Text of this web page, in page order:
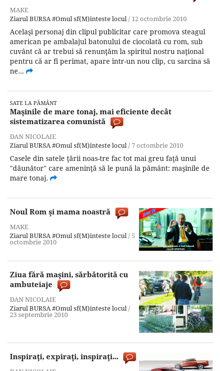
MAKE
Ziarul BURSA#Omul sf(M)inteste locul/ 12 octombrie 2010
Acelaşi personaj din clipul publicitar care promova steagul
american pe ambalajul batonului de ciocolată cu rom, sub
cuvânt că ar trebui să renunţăm la spiritul nostru naţional
pentru că ar fi perimat, apare într-un nou clip, cu sarcina să
ne...
SATE LA PĂMÂNT
Maşinile de mare tonaj, mai eficiente decât
sistematizarea comunistă
DAN NICOLAIE
Ziarul BURSA#Omul sf(M)inteste locul/7 octombrie 2010
Casele din satele ţării noas-tre fac tot mai greu faţă unui
"dăunător" care ameninţă să le pună la pământ: maşinile de
mare tonaj.
Noul Rom şi mama noastră
MAKE
Ziarul BURSA#Omul sf(M)inteste locul/ 5
octombrie 2010
Ziua fără maşini, sărbătorită cu
ambuteiaje
DAN NICOLAIE
Ziarul BURSA#Omul sf(M)inteste locul/
23 septembrie 2010
Inspiraţi, expiraţi, inspiraţi...